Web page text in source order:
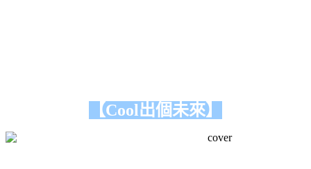
【Cool出個未來】